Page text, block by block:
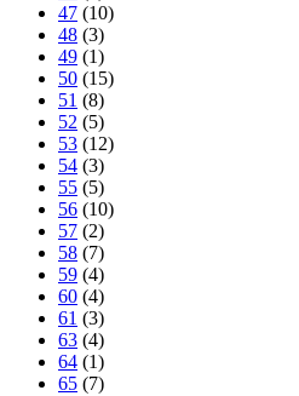
47 (10)
48 (3)
49 (1)
50 (15)
51 (8)
52 (5)
53 (12)
54 (3)
55 (5)
56 (10)
57 (2)
58 (7)
59 (4)
60 (4)
61 (3)
63 (4)
64 (1)
65 (7)